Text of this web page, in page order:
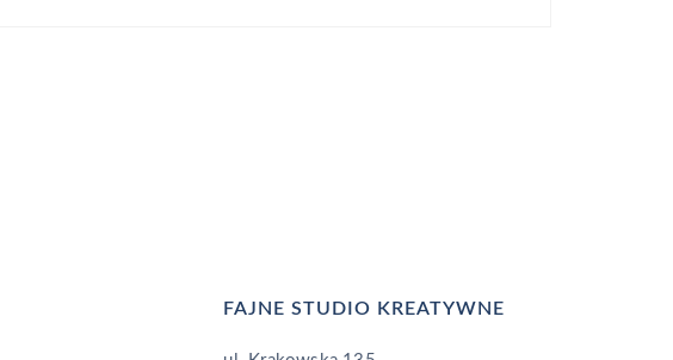
FAJNE STUDIO KREATYWNE